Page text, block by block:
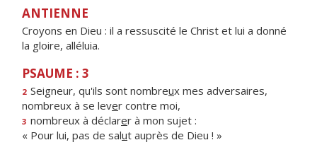
ANTIENNE
Croyons en Dieu : il a ressuscité le Christ et lui a donné
la gloire, alléluia.
PSAUME : 3
2 Seigneur, qu'ils sont nombreux mes adversaires,
nombreux à se lever contre moi,
3 nombreux à déclarer à mon sujet :
« Pour lui, pas de salut auprès de Dieu ! »